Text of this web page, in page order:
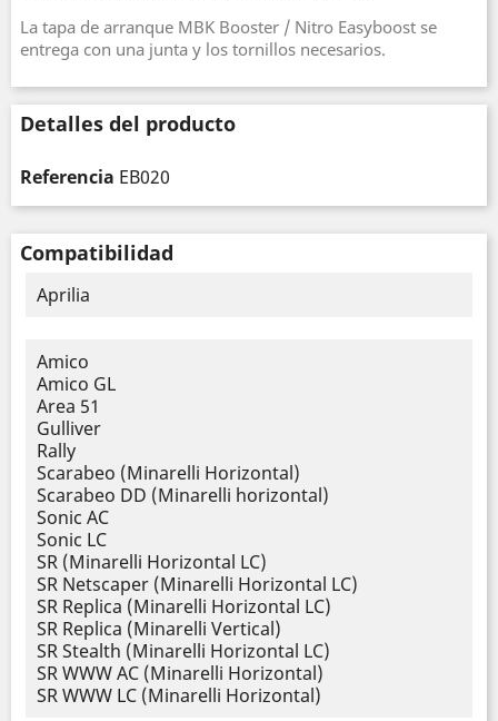
La tapa de arranque MBK Booster / Nitro Easyboost se
entrega con una junta y los tornillos necesarios.
Detalles del producto
Referencia EB020
Compatibilidad
Aprilia
Amico
Amico GL
Area 51
Gulliver
Rally
Scarabeo (Minarelli Horizontal)
Scarabeo DD (Minarelli horizontal)
Sonic AC
Sonic LC
SR (Minarelli Horizontal LC)
SR Netscaper (Minarelli Horizontal LC)
SR Replica (Minarelli Horizontal LC)
SR Replica (Minarelli Vertical)
SR Stealth (Minarelli Horizontal LC)
SR WWW AC (Minarelli Horizontal)
SR WWW LC (Minarelli Horizontal)